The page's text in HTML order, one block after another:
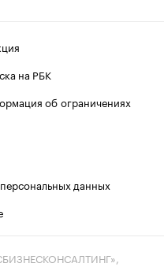
на РБК
об ограничениях
данных